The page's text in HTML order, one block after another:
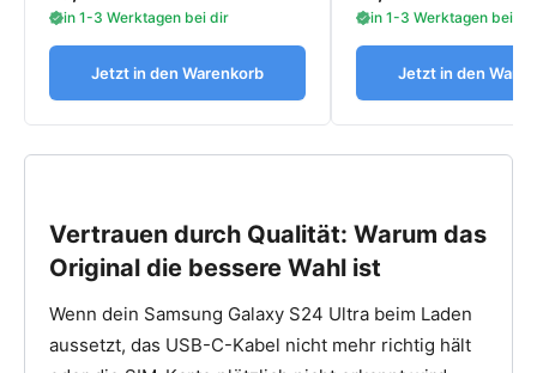
Entferne die Schrauben im Inneren und löse die
Abdeckung über der Ladeeinheit.
Trenne die Steckverbindungen zu USB-C-Anschluss,
Hebe die defekte Baugruppe vorsichtig heraus – am
besten mit einem Kunststoff-Tool.
Setze die neue originale Ladebuchse von Samsung
exakt ein und verbinde alle Anschlüsse wieder
sorgfältig.
in 1-3 Werktagen bei dir
Jetzt in den Warenkorb
in 1-3 Werktagen bei dir
Jetzt in den
Vertrauen durch Qualität: Warum das
Original die bessere Wahl ist
Wenn dein Samsung Galaxy S24 Ultra beim Laden
aussetzt, das USB-C-Kabel nicht mehr richtig hält